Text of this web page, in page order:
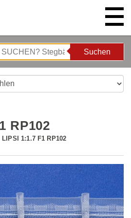
& TRICKS
Suchen
Suchen
RP102
LIPSI 1:1.7 F1 RP102